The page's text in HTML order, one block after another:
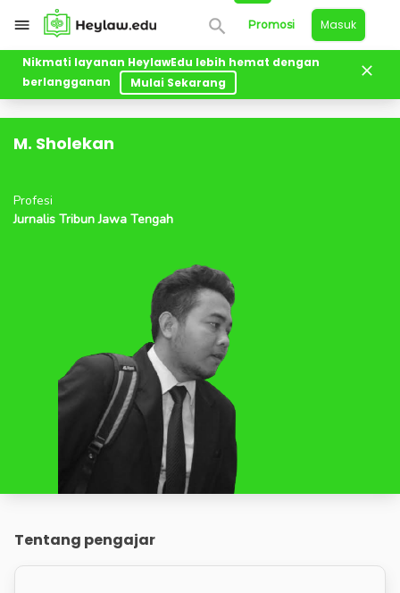
Promosi Masuk
Nikmati layanan HeylawEdu lebih hemat dengan
berlangganan
Mulai Sekarang
All Lecturers M. Sholekan
M. Sholekan
Profesi
Jurnalis Tribun Jawa Tengah
Tentang pengajar